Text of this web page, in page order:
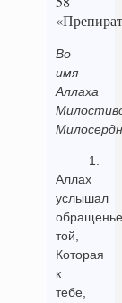
Во
имя
Аллаха
1.
Аллах
услышал
обращенье
той,
Которая
к
тебе,